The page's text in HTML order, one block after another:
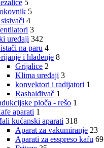
5
5
4
3
uređaji 342
na paru 4
i hlađenje 8
Grijalice 2
Klima uređaji 3
konvektori i radijatori 1
Rashalđivač 1
ploča - rešo 1
aparati 1
kućanski aparati 318
Aparat za vakumiranje 23
Aparati za esspreso kafu 69